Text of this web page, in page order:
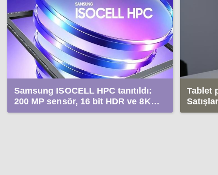
Samsung ISOCELL HPC tanıtıldı:
200 MP sensör, 16 bit HDR ve 8K
video
Tablet